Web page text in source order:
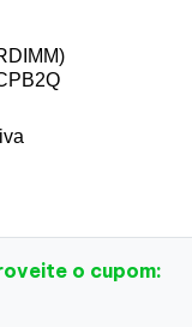
o cupom: